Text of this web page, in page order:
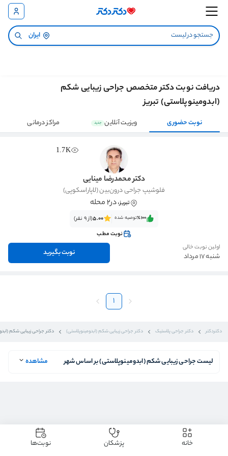
ایران
دکتردکتر دکتر جراحی پلاستیک دکتر جراحی زیبایی شکم (ابدومینوپلاستی) دکتر جراحی زیبایی شکم
دریافت نوبت دکتر متخصص جراحی زیبایی شکم
(ابدومینوپلاستی) تبریز
نوبت حضوری ویزیت آنلاین جدید مراکز درمانی
1.7K
دکتر محمدرضا مینایی
فلوشیپ جراحی درون‌بین (لاپاراسکوپی)
تبریز، در2 محله
٪100‌‌‌توصیه شده 5.00(از 9 نفر)
نوبت مطب
اولین نوبت خالی
شنبه 17 مرداد نوبت بگیرید
1
لیست جراحی زیبایی شکم (ابدومینوپلاستی) بر اساس شهر مشاهده
خانه پزشکان نوبت‌ها